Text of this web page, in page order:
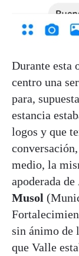
Durante esta
centro una
para,
estancia
logos y que
medio, la
apoderada
Musol
sin ánimo de
que Valle